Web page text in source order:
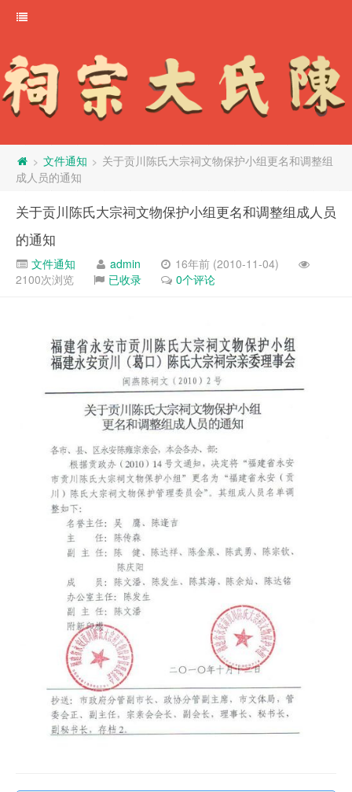
> 文件通知 > 关于贡川陈氏大宗祠文物保护小组更名和调整组
成人员的通知
关于贡川陈氏大宗祠文物保护小组更名和调整组成人员
的通知
文件通知 admin
16年前 (2010-11-04)
2100次浏览
已收录 0个评论